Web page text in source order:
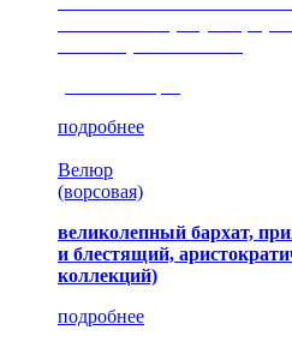
подробнее
Велюр
(ворсовая)
великолепный бархат,
и блестящий,
коллекций)
подробнее